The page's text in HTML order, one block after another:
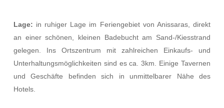
Lage: in ruhiger Lage im Feriengebiet von Anissaras, direkt
an einer schönen, kleinen Badebucht am Sand-/Kiesstrand
gelegen. Ins Ortszentrum mit zahlreichen Einkaufs- und
Unterhaltungsmöglichkeiten sind es ca. 3km. Einige Tavernen
und Geschäfte befinden sich in unmittelbarer Nähe des
Hotels.